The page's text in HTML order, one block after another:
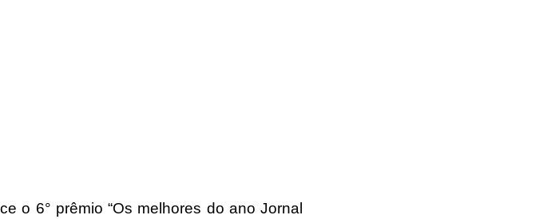
o 6° prêmio “Os melhores do ano Jornal